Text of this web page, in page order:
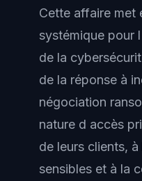
Cette affaire met
systémique pour
de la
de la réponse à
négociation
nature d accès
de leurs clients,
sensibles et à la